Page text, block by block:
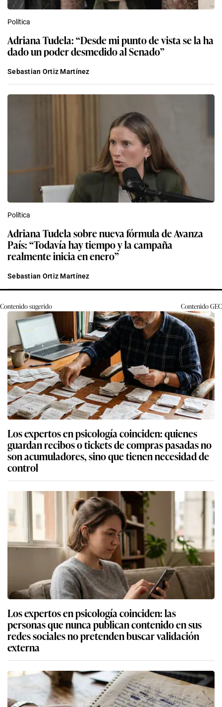
Política
Adriana Tudela: “Desde mi punto de vista se la ha
dado un poder desmedido al Senado”
Sebastian Ortiz Martínez
Política
Adriana Tudela sobre nueva fórmula de Avanza
País: “Todavía hay tiempo y la campaña
realmente inicia en enero”
Sebastian Ortiz Martínez
Contenido sugerido ContenidoGEC
Los expertos en psicología coinciden: quienes
guardan recibos o tickets de compras pasadas no
son acumuladores, sino que tienen necesidad de
control
Los expertos en psicología coinciden: las
personas que nunca publican contenido en sus
redes sociales no pretenden buscar validación
externa